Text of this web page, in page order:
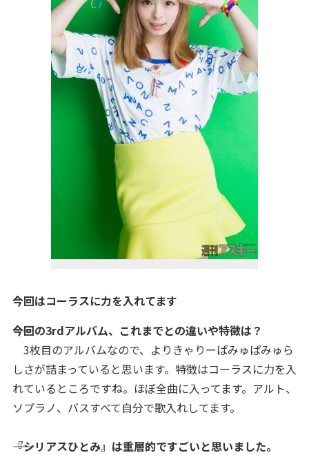
今回はコーラスに力を入れてます
――今回の3rdアルバム、これまでとの違いや特徴は？
3枚目のアルバムなので、よりきゃりーぱみゅぱみゅら
しさが詰まっていると思います。特徴はコーラスに力を入
れているところですね。ほぼ全曲に入ってます。アルト、
ソプラノ、バスすべて自分で歌入れしてます。
――『シリアスひとみ』は重層的ですごいと思いました。